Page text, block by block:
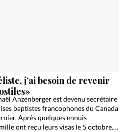
j’ai besoin de revenir
Anzenberger est devenu secrétaire
baptistes francophones du Canada
Après quelques ennuis
ont reçu leurs visas le 5 octobre.…